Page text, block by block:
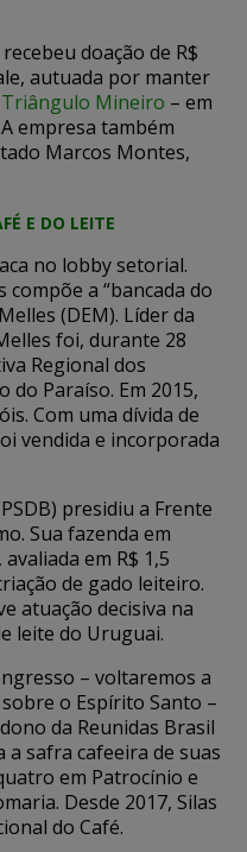
doação de R$
autuada por manter
Triângulo Mineiro – em
empresa também
Marcos Montes,
E DO LEITE
no lobby setorial.
a “bancada do
(DEM). Líder da
foi, durante 28
Regional dos
do Paraíso. Em 2015,
Com uma dívida de
vendida e incorporada
presidiu a Frente
Sua fazenda em
em R$ 1,5
de gado leiteiro.
atuação decisiva na
leite do Uruguai.
– voltaremos a
o Espírito Santo –
da Reunidas Brasil
a safra cafeeira de suas
em Patrocínio e
Desde 2017, Silas
do Café.